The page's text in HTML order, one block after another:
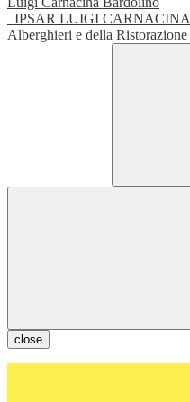
IPSAR LUIGI CARNACINA
Alberghieri e della Ristorazione
close